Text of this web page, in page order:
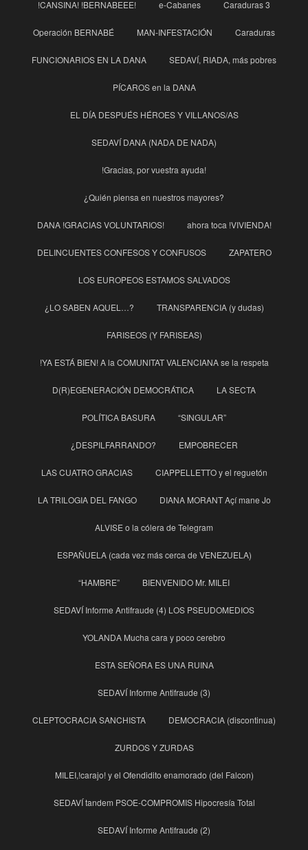
!CANSINA! !BERNABEEE! e-Cabanes Caraduras 3
Operación BERNABÉ MAN-INFESTACIÓN Caraduras
FUNCIONARIOS EN LA DANA SEDAVÍ, RIADA, más pobres
PÍCAROS en la DANA
EL DÍA DESPUÉS HÉROES Y VILLANOS/AS
SEDAVÍ DANA (NADA DE NADA)
!Gracias, por vuestra ayuda!
¿Quién piensa en nuestros mayores?
DANA !GRACIAS VOLUNTARIOS! ahora toca !VIVIENDA!
DELINCUENTES CONFESOS Y CONFUSOS ZAPATERO
LOS EUROPEOS ESTAMOS SALVADOS
¿LO SABEN AQUEL…? TRANSPARENCIA (y dudas)
FARISEOS (Y FARISEAS)
!YA ESTÁ BIEN! A la COMUNITAT VALENCIANA se la respeta
D(R)EGENERACIÓN DEMOCRÁTICA LA SECTA
POLÍTICA BASURA “SINGULAR”
¿DESPILFARRANDO? EMPOBRECER
LAS CUATRO GRACIAS CIAPPELLETTO y el reguetón
LA TRILOGIA DEL FANGO DIANA MORANT Açí mane Jo
ALVISE o la cólera de Telegram
ESPAÑUELA (cada vez más cerca de VENEZUELA)
“HAMBRE” BIENVENIDO Mr. MILEI
SEDAVÍ Informe Antifraude (4) LOS PSEUDOMEDIOS
YOLANDA Mucha cara y poco cerebro
ESTA SEÑORA ES UNA RUINA
SEDAVÍ Informe Antifraude (3)
CLEPTOCRACIA SANCHISTA DEMOCRACIA (discontinua)
ZURDOS Y ZURDAS
MILEI,!carajo! y el Ofendidito enamorado (del Falcon)
SEDAVÍ tandem PSOE-COMPROMIS Hipocresía Total
SEDAVÍ Informe Antifraude (2)